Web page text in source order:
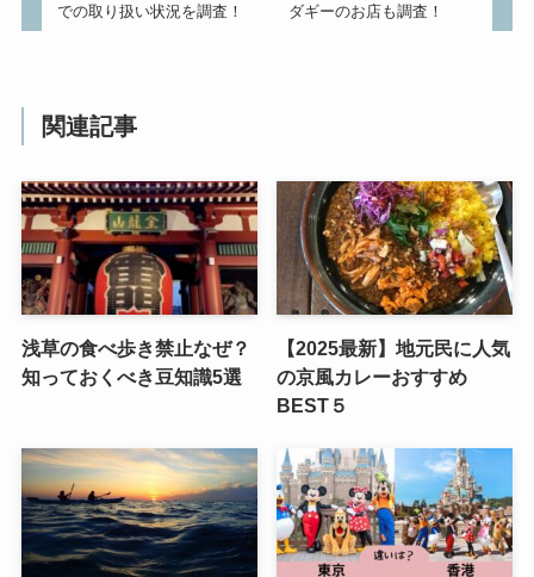
での取り扱い状況を調査！
ダギーのお店も調査！
関連記事
浅草の食べ歩き禁止なぜ？
知っておくべき豆知識5選
【2025最新】地元民に人気
の京風カレーおすすめ
BEST５